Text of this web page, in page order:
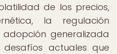
de los precios,
la regulación
generalizada
actuales que